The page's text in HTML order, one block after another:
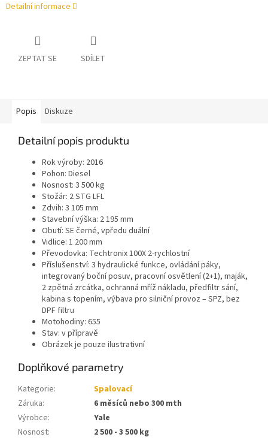
Detailní informace
ZEPTAT SE SDÍLET
Popis Diskuze
Detailní popis produktu
Rok výroby: 2016
Pohon: Diesel
Nosnost: 3 500 kg
Stožár: 2 STG LFL
Zdvih: 3 105 mm
Stavební výška: 2 195 mm
Obutí: SE černé, vpředu duální
Vidlice: 1 200 mm
Převodovka: Techtronix 100X 2-rychlostní
Příslušenství: 3 hydraulické funkce, ovládání páky,
integrovaný boční posuv, pracovní osvětlení (2+1), maják,
2 zpětná zrcátka, ochranná mříž nákladu, předfiltr sání,
kabina s topením, výbava pro silniční provoz – SPZ, bez
DPF filtru
Motohodiny: 655
Stav: v přípravě
Obrázek je pouze ilustrativní
Doplňkové parametry
Kategorie:
Spalovací
Záruka:
6 měsíců nebo 300 mth
Výrobce:
Yale
Nosnost:
2 500 - 3 500 kg